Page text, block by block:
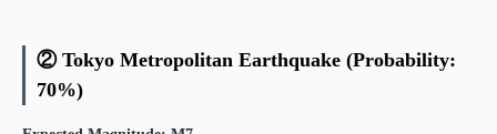
② Tokyo Metropolitan Earthquake (Probability:
70%)